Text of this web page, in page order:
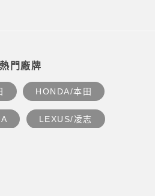
熱門廠牌
HONDA/本田
LEXUS/凌志